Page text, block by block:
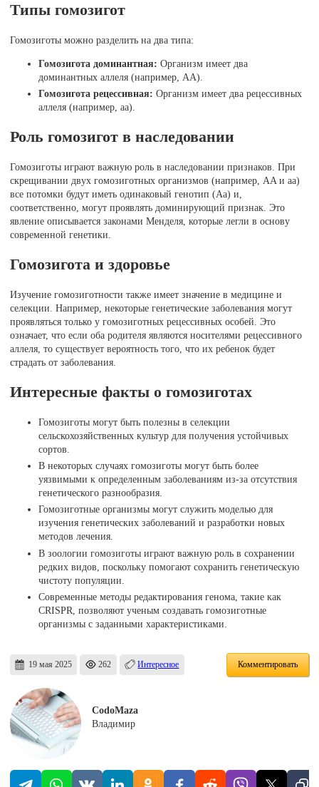
Типы гомозигот
Гомозиготы можно разделить на два типа:
Гомозигота доминантная: Организм имеет два
доминантных аллеля (например, AA).
Гомозигота рецессивная: Организм имеет два рецессивных
аллеля (например, aa).
Роль гомозигот в наследовании
Гомозиготы играют важную роль в наследовании признаков. При
скрещивании двух гомозиготных организмов (например, AA и aa)
все потомки будут иметь одинаковый генотип (Aa) и,
соответственно, могут проявлять доминирующий признак. Это
явление описывается законами Менделя, которые легли в основу
современной генетики.
Гомозигота и здоровье
Изучение гомозиготности также имеет значение в медицине и
селекции. Например, некоторые генетические заболевания могут
проявляться только у гомозиготных рецессивных особей. Это
означает, что если оба родителя являются носителями рецессивного
аллеля, то существует вероятность того, что их ребенок будет
страдать от заболевания.
Интересные факты о гомозиготах
Гомозиготы могут быть полезны в селекции
сельскохозяйственных культур для получения устойчивых
сортов.
В некоторых случаях гомозиготы могут быть более
уязвимыми к определенным заболеваниям из-за отсутствия
генетического разнообразия.
Гомозиготные организмы могут служить моделью для
изучения генетических заболеваний и разработки новых
методов лечения.
В зоологии гомозиготы играют важную роль в сохранении
редких видов, поскольку помогают сохранить генетическую
чистоту популяции.
Современные методы редактирования генома, такие как
CRISPR, позволяют ученым создавать гомозиготные
организмы с заданными характеристиками.
19 мая 2025 262 Интересное Комментировать
CodoMaza
Владимир